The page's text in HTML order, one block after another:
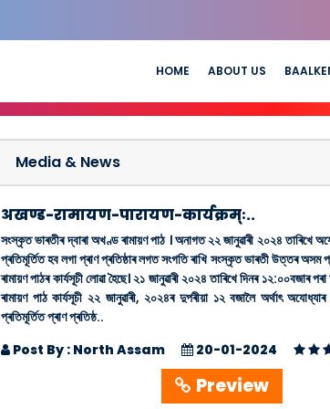
HOME ABOUT US
Media & News
अखण्ड-रामायण-पारायण-कार्यक्रम्ः..
সংস্কৃত ভাৰতীৰ দ্বাৰা অখণ্ড ৰামায়ণ পাঠ । অনাগত ২২ জানুৱাৰী ২০২৪ তাৰিখে
প্ৰতিমূৰ্তিত হব লগা প্ৰাণ প্ৰতিষ্ঠাৰ লগত সংগতি ৰাখি সংস্কৃত ভাৰতী উত্তৰ
ৰামায়ণ পাঠৰ কাৰ্যসূচী লোৱা হৈছে। ২১ জানুৱাৰী ২০২৪ তাৰিখে দিনৰ
ৰামায়ণ পাঠ কাৰ্যসূচী ২২ জানুৱাৰী, ২০২৪ৰ দুপৰীয়া ১২ বজালৈ অৰ্থাৎ অযোধ্যাৰ
প্ৰতিমূৰ্তিত প্ৰাণ প্ৰতিষ্ঠ..
Post By : North Assam
20-01-2024
Preview